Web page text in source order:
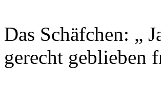
Das Schäfchen: „
gerecht geblieben